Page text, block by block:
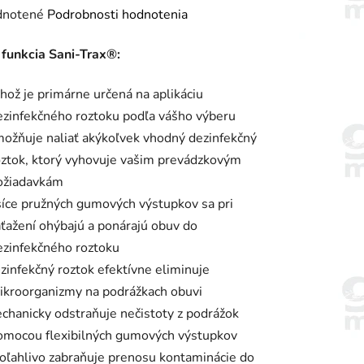
Podrobnosti hodnotenia
Sani-Trax®:
je primárne určená na aplikáciu
roztoku podľa vášho výberu
naliať akýkoľvek vhodný dezinfekčný
ktorý vyhovuje vašim prevádzkovým
pružných gumových výstupkov sa pri
ohýbajú a ponárajú obuv do
roztoku
roztok efektívne eliminuje
na podrážkach obuvi
odstraňuje nečistoty z podrážok
flexibilných gumových výstupkov
zabraňuje prenosu kontaminácie do